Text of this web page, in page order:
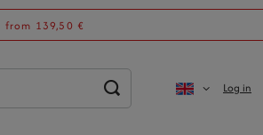
from 139,50 €
Log in